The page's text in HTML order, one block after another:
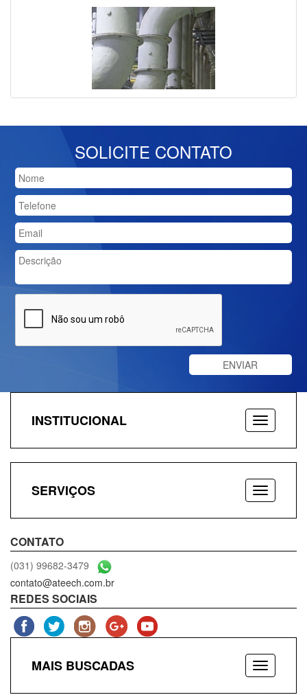
SOLICITE CONTATO
INSTITUCIONAL
SERVIÇOS
CONTATO
(031) 99682-3479
contato@ateech.com.br
REDES SOCIAIS
MAIS BUSCADAS